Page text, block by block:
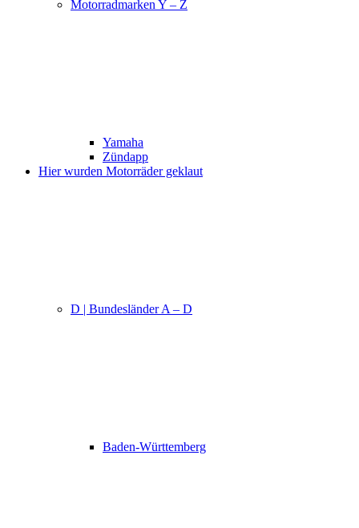
Motorradmarken Y – Z
Yamaha
Zündapp
Hier wurden Motorräder geklaut
D | Bundesländer A – D
Baden-Württemberg